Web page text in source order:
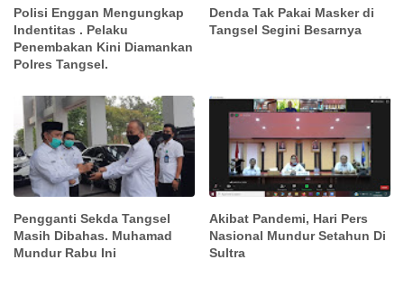
Polisi Enggan Mengungkap
Indentitas . Pelaku
Penembakan Kini Diamankan
Polres Tangsel.
Denda Tak Pakai Masker di
Tangsel Segini Besarnya
Pengganti Sekda Tangsel
Masih Dibahas. Muhamad
Mundur Rabu Ini
Akibat Pandemi, Hari Pers
Nasional Mundur Setahun Di
Sultra